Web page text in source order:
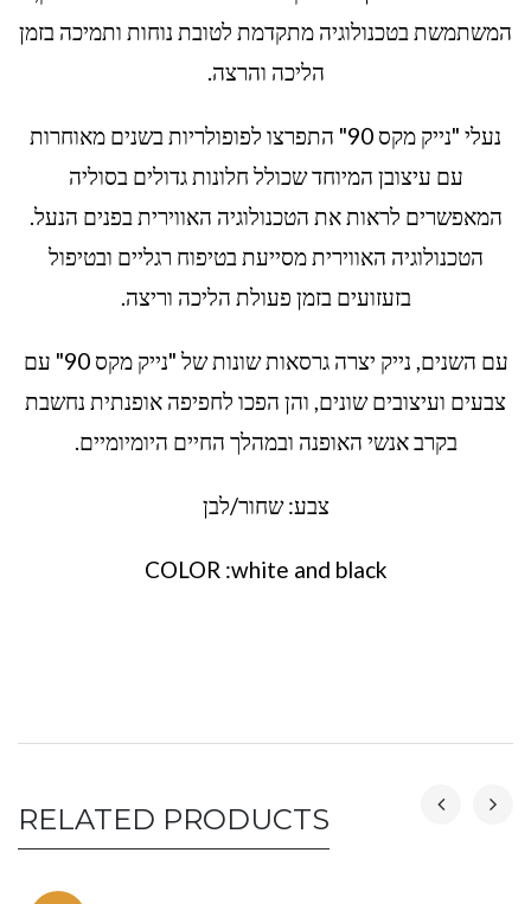
המשתמשת בטכנולוגיה מתקדמת לטובת נוחות ותמיכה בזמן
הליכה והרצה.
נעלי "נייק מקס 90" התפרצו לפופולריות בשנים מאוחרות
עם עיצובן המיוחד שכולל חלונות גדולים בסוליה
המאפשרים לראות את הטכנולוגיה האווירית בפנים הנעל.
הטכנולוגיה האווירית מסייעת בטיפוח רגליים ובטיפול
בזעזועים בזמן פעולת הליכה וריצה.
עם השנים, נייק יצרה גרסאות שונות של "נייק מקס 90" עם
צבעים ועיצובים שונים, והן הפכו לחפיפה אופנתית נחשבת
בקרב אנשי האופנה ובמהלך החיים היומיומיים.
צבע: שחור/לבן
COLOR :white and black
RELATED PRODUCTS